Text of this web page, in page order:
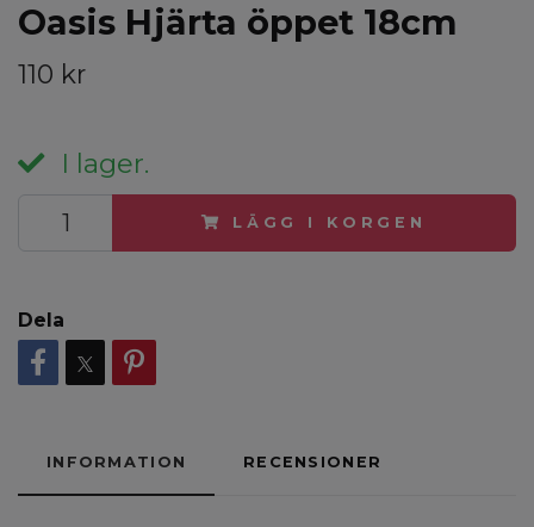
Oasis Hjärta öppet 18cm
110 kr
I lager.
LÄGG I KORGEN
Dela
INFORMATION RECENSIONER